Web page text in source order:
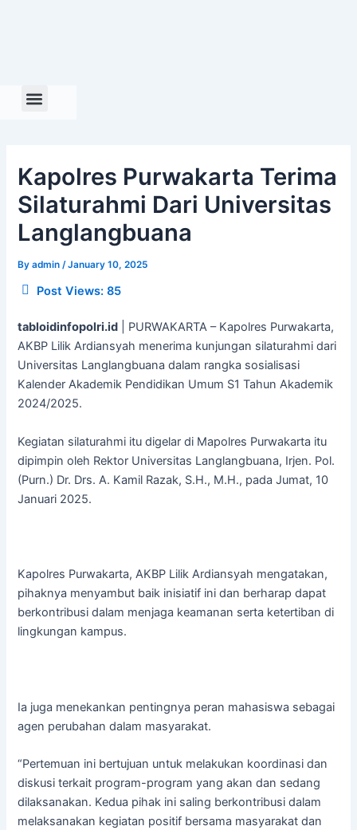
Kapolres Purwakarta Terima
Silaturahmi Dari Universitas
Langlangbuana
Byadmin /January 10, 2025
Post Views: 85
tabloidinfopolri.id | PURWAKARTA – Kapolres Purwakarta,
AKBP Lilik Ardiansyah menerima kunjungan silaturahmi dari
Universitas Langlangbuana dalam rangka sosialisasi
Kalender Akademik Pendidikan Umum S1 Tahun Akademik
2024/2025.
Kegiatan silaturahmi itu digelar di Mapolres Purwakarta itu
dipimpin oleh Rektor Universitas Langlangbuana, Irjen. Pol.
(Purn.) Dr. Drs. A. Kamil Razak, S.H., M.H., pada Jumat, 10
Januari 2025.
Kapolres Purwakarta, AKBP Lilik Ardiansyah mengatakan,
pihaknya menyambut baik inisiatif ini dan berharap dapat
berkontribusi dalam menjaga keamanan serta ketertiban di
lingkungan kampus.
Ia juga menekankan pentingnya peran mahasiswa sebagai
agen perubahan dalam masyarakat.
“Pertemuan ini bertujuan untuk melakukan koordinasi dan
diskusi terkait program-program yang akan dan sedang
dilaksanakan. Kedua pihak ini saling berkontribusi dalam
melaksanakan kegiatan positif bersama masyarakat dan